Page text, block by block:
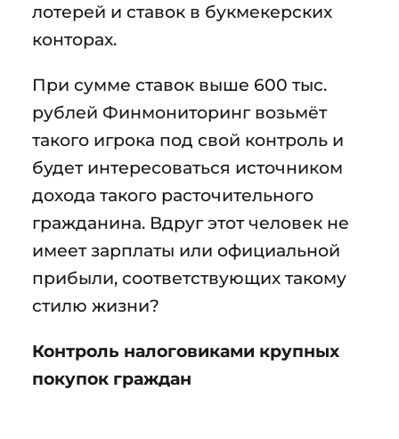
лотерей и ставок в букмекерских
конторах.
При сумме ставок выше 600 тыс.
рублей Финмониторинг возьмёт
такого игрока под свой контроль и
будет интересоваться источником
дохода такого расточительного
гражданина. Вдруг этот человек не
имеет зарплаты или официальной
прибыли, соответствующих такому
стилю жизни?
Контроль налоговиками крупных
покупок граждан